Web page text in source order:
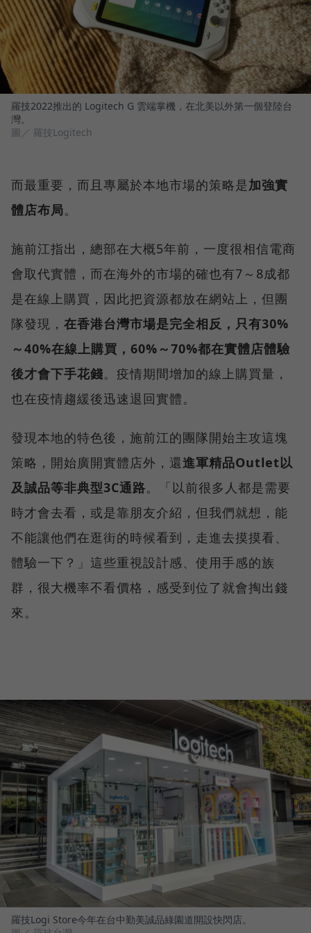
羅技2022推出的 Logitech G 雲端掌機，在北美以外第一個登陸台
灣。
圖／ 羅技Logitech
而最重要，而且專屬於本地市場的策略是加強實
體店布局。
施前江指出，總部在大概5年前，一度很相信電商
會取代實體，而在海外的市場的確也有7～8成都
是在線上購買，因此把資源都放在網站上，但團
隊發現， 在香港台灣市場是完全相反，只有30%
～40%在線上購買，60%～70%都在實體店體驗
後才會下手花錢。疫情期間增加的線上購買量，
也在疫情趨緩後迅速退回實體。
發現本地的特色後，施前江的團隊開始主攻這塊
策略，開始廣開實體店外，還進軍精品Outlet以
及誠品等非典型3C通路。「以前很多人都是需要
時才會去看，或是靠朋友介紹，但我們就想，能
不能讓他們在逛街的時候看到，走進去摸摸看、
體驗一下？」這些重視設計感、使用手感的族
群，很大機率不看價格，感受到位了就會掏出錢
來。
羅技Logi Store今年在台中勤美誠品綠園道開設快閃店。